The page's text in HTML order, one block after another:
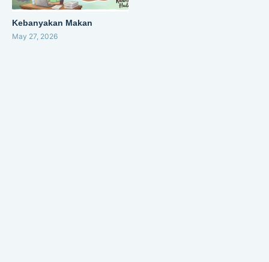
Kebanyakan Makan
May 27, 2026